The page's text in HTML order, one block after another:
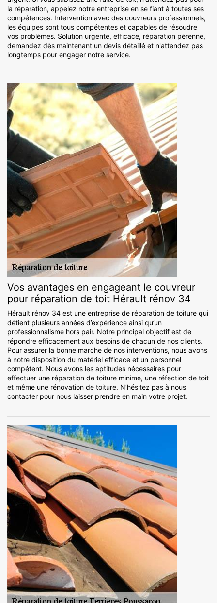
la réparation, appelez notre entreprise en se fiant à toutes ses
compétences. Intervention avec des couvreurs professionnels,
les équipes sont tous compétentes et capables de résoudre
vos problèmes. Solution urgente, efficace, réparation pérenne,
demandez dès maintenant un devis détaillé et n'attendez pas
longtemps pour engager notre service.
Vos avantages en engageant le couvreur
pour réparation de toit Hérault rénov 34
Hérault rénov 34 est une entreprise de réparation de toiture qui
détient plusieurs années d’expérience ainsi qu’un
professionnalisme hors pair. Notre principal objectif est de
répondre efficacement aux besoins de chacun de nos clients.
Pour assurer la bonne marche de nos interventions, nous avons
à notre disposition du matériel efficace et un personnel
compétent. Nous avons les aptitudes nécessaires pour
effectuer une réparation de toiture minime, une réfection de toit
et même une rénovation de toiture. N’hésitez pas à nous
contacter pour nous laisser prendre en main votre projet.